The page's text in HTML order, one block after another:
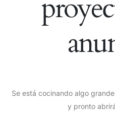
Se está cocinando algo
y pronto